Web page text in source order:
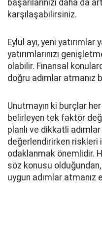
başarılarınızı daha da
karşılaşabilirsiniz.
Eylül ayı, yeni
yatırımlarınızı
olabilir. Finansal
doğru adımlar atmanız
Unutmayın ki burçlar
belirleyen tek faktör
planlı ve dikkatli adımlar
değerlendirirken riskleri
odaklanmak önemlidir.
söz konusu
uygun adımlar atmanız